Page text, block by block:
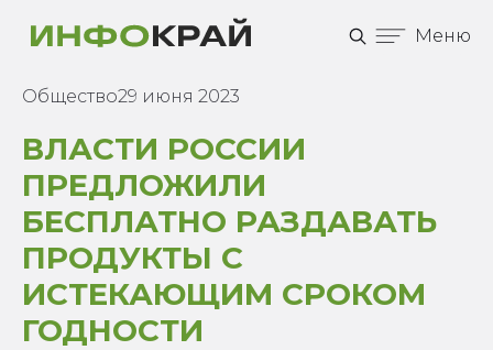
Меню
Общество29 июня 2023
ВЛАСТИ РОССИИ
ПРЕДЛОЖИЛИ
БЕСПЛАТНО РАЗДАВАТЬ
ПРОДУКТЫ С
ИСТЕКАЮЩИМ СРОКОМ
ГОДНОСТИ